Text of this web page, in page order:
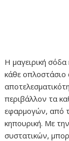
Η μαγειρική σόδα
κάθε οπλοστάσιο
περιβάλλον τα
εφαρμογών, από
κηπουρική. Με
συστατικών,